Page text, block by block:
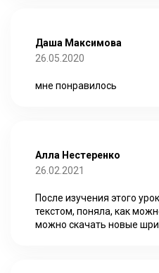
Даша Максимова
26.05.2020
мне понравилось
Алла Нестеренко
26.02.2021
После изучения этого
текстом, поняла, как
можно скачать новые